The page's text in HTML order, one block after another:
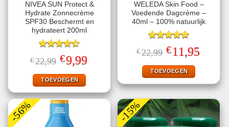
NIVEA SUN Protect &
Hydrate Zonnecrème
SPF30 Beschermt en
hydrateert 200ml
Gewaardeerd
4.56uit 5
€22,99 Oorspronkelijke
prijs
was:
€22,99.
€9,99Huidige
prijs
TOEVOEGEN
WELEDA Skin Food –
Voedende Dagcrème –
40ml – 100% natuurlijk
Gewaardeerd
5.00uit 5
€22,99 Oorspronkelijke
prijs
was:
€22,99.
€11,95prijs
TOEVOEGEN
-56% -15%